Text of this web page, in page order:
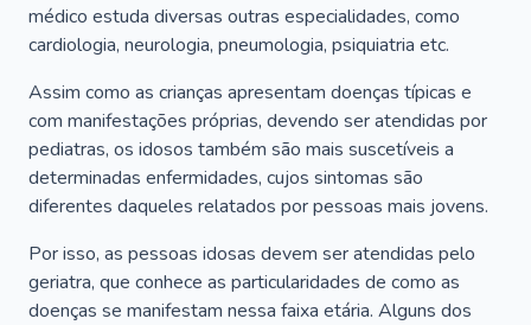
médico estuda diversas outras especialidades, como
cardiologia, neurologia, pneumologia, psiquiatria etc.
Assim como as crianças apresentam doenças típicas e
com manifestações próprias, devendo ser atendidas por
pediatras, os idosos também são mais suscetíveis a
determinadas enfermidades, cujos sintomas são
diferentes daqueles relatados por pessoas mais jovens.
Por isso, as pessoas idosas devem ser atendidas pelo
geriatra, que conhece as particularidades de como as
doenças se manifestam nessa faixa etária. Alguns dos